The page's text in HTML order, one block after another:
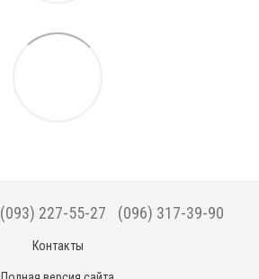
(093) 227-55-27 (096) 317-39-90
Контакты